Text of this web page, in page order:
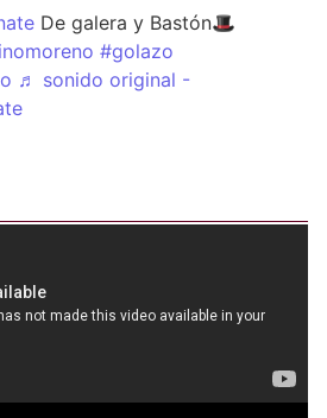
De galera y Bastón🎩
#golazo
♬ sonido original -